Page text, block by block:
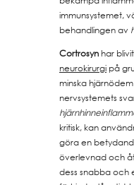
immunsystemet,
behandlingen av
Cortrosyn har
neurokirurgi på
minska
nervsystemets
kritisk, kan
göra en
överlevnad och
dess snabba och